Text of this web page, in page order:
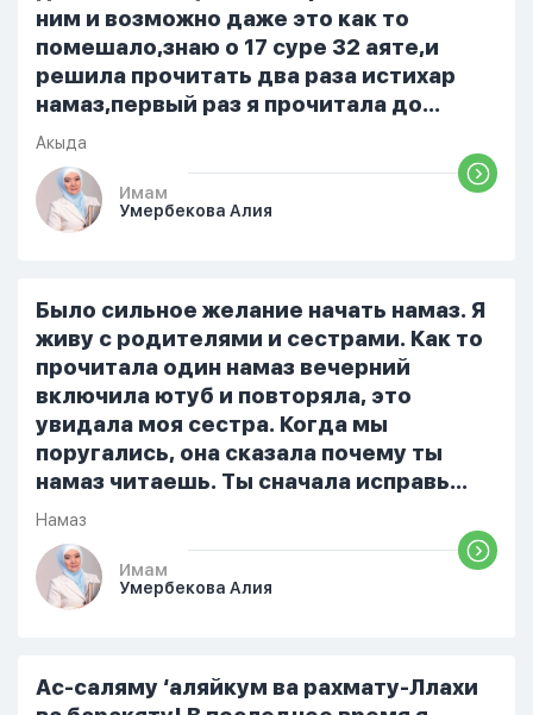
ним и возможно даже это как то
помешало,знаю о 17 суре 32 аяте,и
решила прочитать два раза истихар
намаз,первый раз я прочитала до
«Аср» намаза и сначала было
тревожно,позже стало спокойно и в
голову начали лезть только хорошие
мысли,во второй раз когда я решила в
русский,потому что боялась
ошибиться и то что намаз не
примется,совершила истихар во время
тахаджуд...
Акыда
Имам
Умербекова Алия
Было сильное желание начать намаз. Я
живу с родителями и сестрами. Как то
прочитала один намаз вечерний
включила ютуб и повторяла, это
увидала моя сестра. Когда мы
поругались, она сказала почему ты
намаз читаешь. Ты сначала исправь
себя. После этого я не вставала на
намаз и не видела жайнамаз. Я просто
уже так не могу читать, смотреть . Дуа
я делаю скрытно если делаю дома. Я
От родных же людей.
Намаз
Имам
Умербекова Алия
Ас-саляму ‘аляйкум ва рахмату-Ллахи